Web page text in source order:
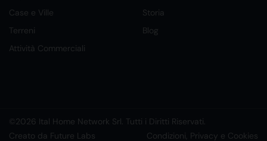
Case e Ville
Terreni
Attività Commerciali
Storia
Blog
©2026 Ital Home Network Srl. Tutti i Diritti Riservati.
Creato da Future Labs
Condizioni, Privacy e Cookies